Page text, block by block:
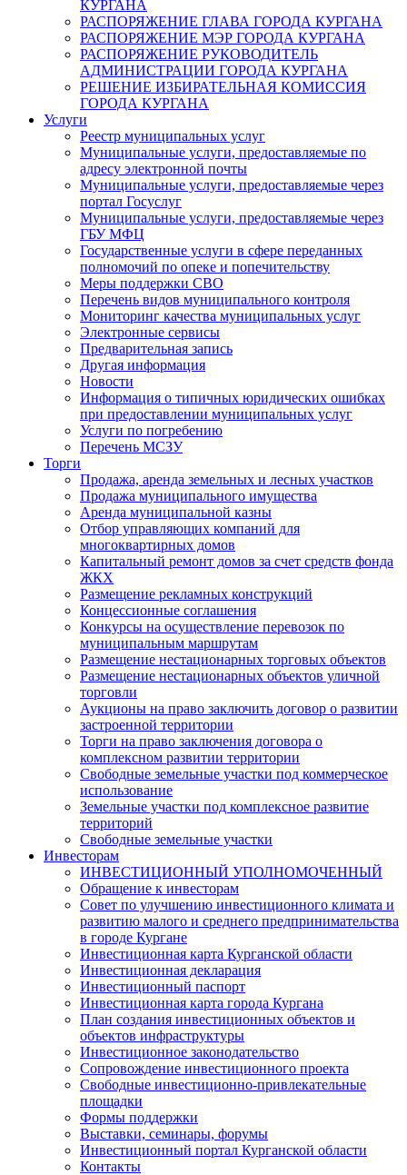
КУРГАНА
РАСПОРЯЖЕНИЕ ГЛАВА ГОРОДА КУРГАНА
РАСПОРЯЖЕНИЕ МЭР ГОРОДА КУРГАНА
РАСПОРЯЖЕНИЕ РУКОВОДИТЕЛЬ
АДМИНИСТРАЦИИ ГОРОДА КУРГАНА
РЕШЕНИЕ ИЗБИРАТЕЛЬНАЯ КОМИССИЯ
ГОРОДА КУРГАНА
Услуги
Реестр муниципальных услуг
Муниципальные услуги, предоставляемые по
адресу электронной почты
Муниципальные услуги, предоставляемые через
портал Госуслуг
Муниципальные услуги, предоставляемые через
ГБУ МФЦ
Государственные услуги в сфере переданных
полномочий по опеке и попечительству
Меры поддержки СВО
Перечень видов муниципального контроля
Мониторинг качества муниципальных услуг
Электронные сервисы
Предварительная запись
Другая информация
Новости
Информация о типичных юридических ошибках
при предоставлении муниципальных услуг
Услуги по погребению
Перечень МСЗУ
Торги
Продажа, аренда земельных и лесных участков
Продажа муниципального имущества
Аренда муниципальной казны
Отбор управляющих компаний для
многоквартирных домов
Капитальный ремонт домов за счет средств фонда
ЖКХ
Размещение рекламных конструкций
Концессионные соглашения
Конкурсы на осуществление перевозок по
муниципальным маршрутам
Размещение нестационарных торговых объектов
Размещение нестационарных объектов уличной
торговли
Аукционы на право заключить договор о развитии
застроенной территории
Торги на право заключения договора о
комплексном развитии территории
Свободные земельные участки под коммерческое
использование
Земельные участки под комплексное развитие
территорий
Свободные земельные участки
Инвесторам
ИНВЕСТИЦИОННЫЙ УПОЛНОМОЧЕННЫЙ
Обращение к инвесторам
Совет по улучшению инвестиционного климата и
развитию малого и среднего предпринимательства
в городе Кургане
Инвестиционная карта Курганской области
Инвестиционная декларация
Инвестиционный паспорт
Инвестиционная карта города Кургана
План создания инвестиционных объектов и
объектов инфраструктуры
Инвестиционное законодательство
Сопровождение инвестиционного проекта
Свободные инвестиционно-привлекательные
площадки
Формы поддержки
Выставки, семинары, форумы
Инвестиционный портал Курганской области
Контакты